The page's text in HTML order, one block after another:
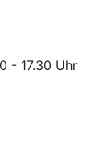
- 17.30 Uhr